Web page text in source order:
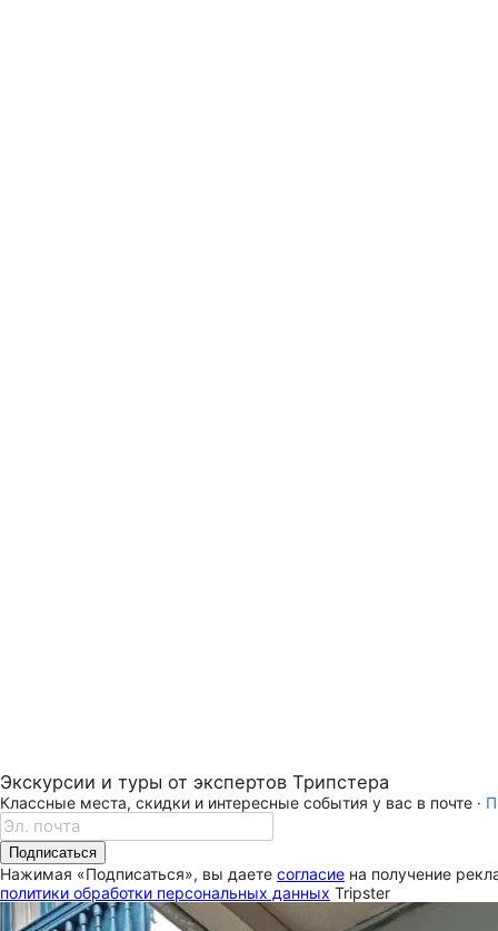
Экскурсии и туры от экспертов Трипстера
Классные места, скидки и интересные события у вас в почте ·
Подписаться
Нажимая «Подписаться», вы даете согласие на получение
политики обработки персональных данных Tripster